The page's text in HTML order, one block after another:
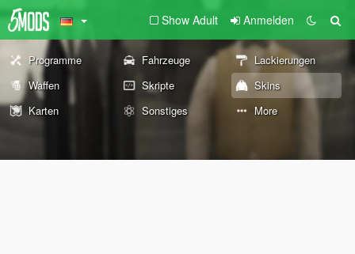
Show Adult Anmelden
Programme Fahrzeuge
Lackierungen
Waffen
Skripte
Skins
Karten
Sonstiges More